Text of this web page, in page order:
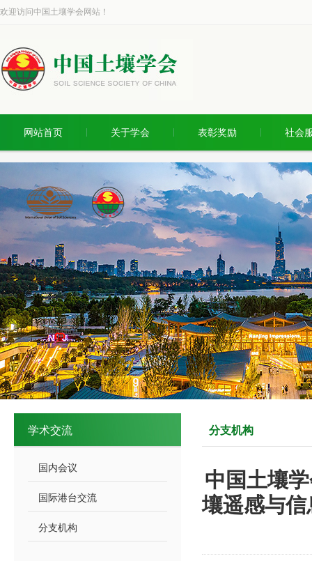
欢迎访问中国土壤学会网站！
网站首页 关于学会 表彰奖励 社会
学术交流
国内会议
国际港台交流
分支机构
分支机构
中国土壤
壤遥感与